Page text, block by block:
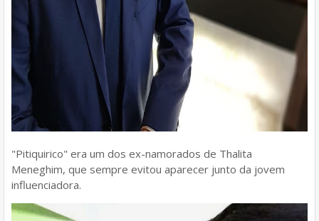
"Pitiquirico" era um dos ex-namorados de Thalita
Meneghim, que sempre evitou aparecer junto da jovem
influenciadora.